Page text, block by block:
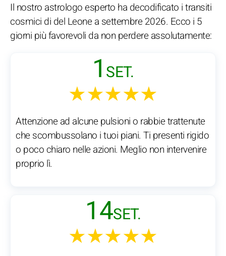
Il nostro astrologo esperto ha decodificato i transiti
cosmici di del Leone a settembre 2026. Ecco i 5
giorni più favorevoli da non perdere assolutamente:
1 SET.
★★★★★
Attenzione ad alcune pulsioni o rabbie trattenute
che scombussolano i tuoi piani. Ti presenti rigido
o poco chiaro nelle azioni. Meglio non intervenire
proprio lì.
14SET.
★★★★★